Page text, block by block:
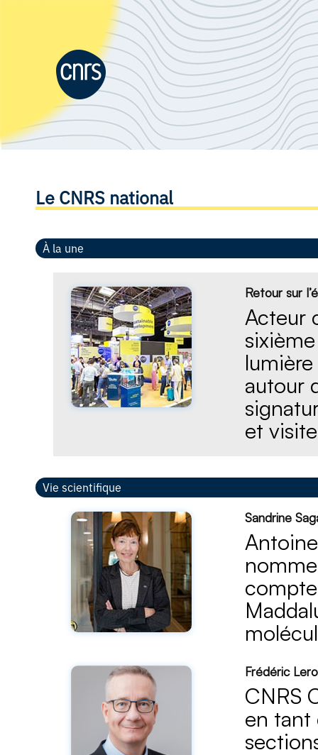
Le CNRS national
À la une
Retour sur
Acteur
autour
et
Vie scientifique
Sandrine
Frédéric
CNRS
en tant